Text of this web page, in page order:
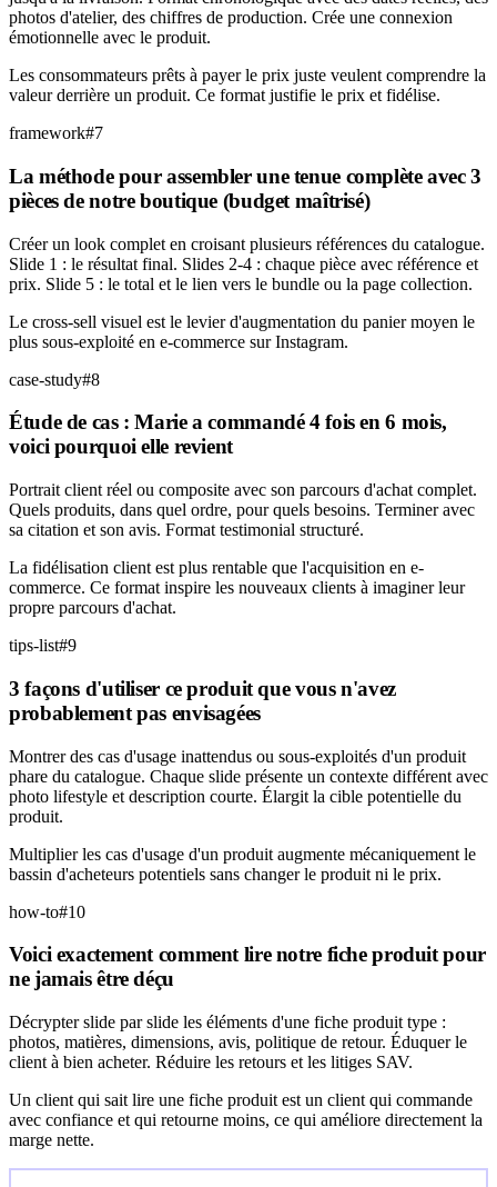
photos d'atelier, des chiffres de production. Crée une connexion
émotionnelle avec le produit.
Les consommateurs prêts à payer le prix juste veulent comprendre la
valeur derrière un produit. Ce format justifie le prix et fidélise.
framework#7
La méthode pour assembler une tenue complète avec 3
pièces de notre boutique (budget maîtrisé)
Créer un look complet en croisant plusieurs références du catalogue.
Slide 1 : le résultat final. Slides 2-4 : chaque pièce avec référence et
prix. Slide 5 : le total et le lien vers le bundle ou la page collection.
Le cross-sell visuel est le levier d'augmentation du panier moyen le
plus sous-exploité en e-commerce sur Instagram.
case-study#8
Étude de cas : Marie a commandé 4 fois en 6 mois,
voici pourquoi elle revient
Portrait client réel ou composite avec son parcours d'achat complet.
Quels produits, dans quel ordre, pour quels besoins. Terminer avec
sa citation et son avis. Format testimonial structuré.
La fidélisation client est plus rentable que l'acquisition en e-
commerce. Ce format inspire les nouveaux clients à imaginer leur
propre parcours d'achat.
tips-list#9
3 façons d'utiliser ce produit que vous n'avez
probablement pas envisagées
Montrer des cas d'usage inattendus ou sous-exploités d'un produit
phare du catalogue. Chaque slide présente un contexte différent avec
photo lifestyle et description courte. Élargit la cible potentielle du
produit.
Multiplier les cas d'usage d'un produit augmente mécaniquement le
bassin d'acheteurs potentiels sans changer le produit ni le prix.
how-to#10
Voici exactement comment lire notre fiche produit pour
ne jamais être déçu
Décrypter slide par slide les éléments d'une fiche produit type :
photos, matières, dimensions, avis, politique de retour. Éduquer le
client à bien acheter. Réduire les retours et les litiges SAV.
Un client qui sait lire une fiche produit est un client qui commande
avec confiance et qui retourne moins, ce qui améliore directement la
marge nette.